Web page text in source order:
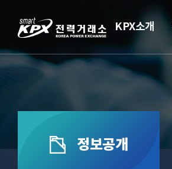
KPX소개
정보공개